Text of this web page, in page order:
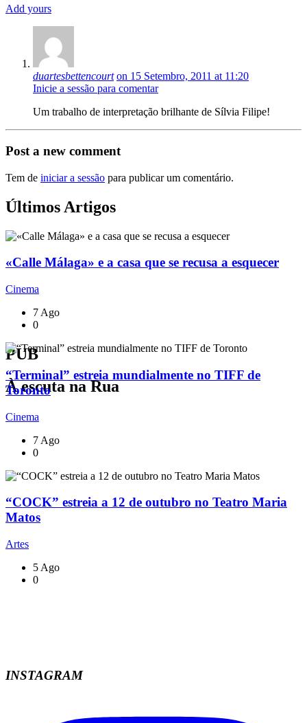
Add yours
duartesbettencourt on 15 Setembro, 2011 at 11:20
Inicie a sessão para comentar
Um trabalho de interpretação brilhante de Sílvia Filipe!
Post a new comment
Tem de iniciar a sessão para publicar um comentário.
Últimos Artigos
«Calle Málaga» e a casa que se recusa a esquecer
Cinema
7 Ago
0
“Terminal” estreia mundialmente no TIFF de
Toronto
Cinema
7 Ago
0
“COCK” estreia a 12 de outubro no Teatro Maria
Matos
Artes
5 Ago
0
PUB
À escuta na Rua
INSTAGRAM